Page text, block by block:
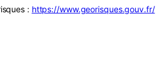
: https://www.georisques.gouv.fr/